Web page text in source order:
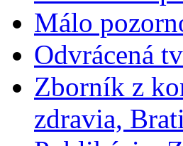
Málo
Odvrácená
Zborník z
zdravia,